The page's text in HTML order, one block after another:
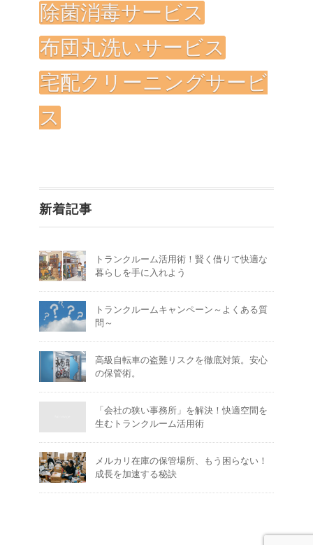
除菌消毒サービス
布団丸洗いサービス
宅配クリーニングサービ
ス
新着記事
トランクルーム活用術！賢く借りて快適な
暮らしを手に入れよう
トランクルームキャンペーン～よくある質
問～
高級自転車の盗難リスクを徹底対策。安心
の保管術。
「会社の狭い事務所」を解決！快適空間を
生むトランクルーム活用術
メルカリ在庫の保管場所、もう困らない！
成長を加速する秘訣